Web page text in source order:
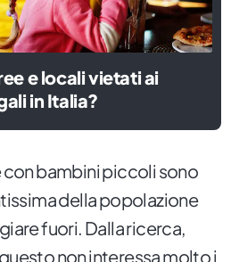
e locali vietati ai
in Italia?
con bambini piccoli sono
della popolazione
fuori. Dalla ricerca,
non interessa molto i